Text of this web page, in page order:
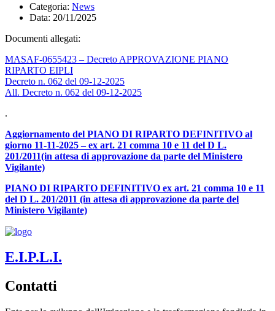
Categoria: News
Data: 20/11/2025
Documenti allegati:
MASAF-0655423 – Decreto APPROVAZIONE PIANO
RIPARTO EIPLI
Decreto n. 062 del 09-12-2025
All. Decreto n. 062 del 09-12-2025
.
Aggiornamento del PIANO DI RIPARTO DEFINITIVO al
giorno 11-11-2025 – ex art. 21 comma 10 e 11 del D L.
201/2011(in attesa di approvazione da parte del Ministero
Vigilante)
PIANO DI RIPARTO DEFINITIVO ex art. 21 comma 10 e 11
del D L. 201/2011 (in attesa di approvazione da parte del
Ministero Vigilante)
E.I.P.L.I.
Contatti